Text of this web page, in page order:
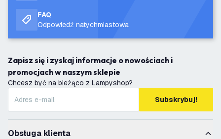
FAQ
Odpowiedź natychmiastowa
Zapisz się i zyskaj informacje o nowościach i
promocjach w naszym sklepie
Chcesz być na bieżąco z Lampyshop?
Subskrybuj!
Obsługa klienta